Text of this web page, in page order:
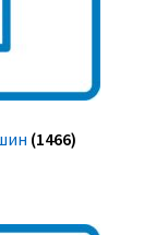
(1466)